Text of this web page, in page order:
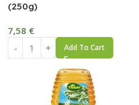
(250g)
7,58 €
Add To Cart